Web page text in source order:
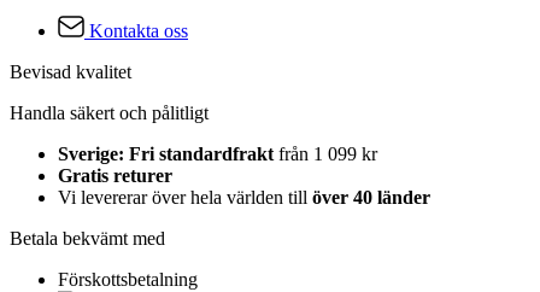
Kontakta oss
Bevisad kvalitet
Handla säkert och pålitligt
Sverige: Fri standardfrakt från 1 099 kr
Gratis returer
Vi levererar över hela världen till över 40 länder
Betala bekvämt med
Förskottsbetalning